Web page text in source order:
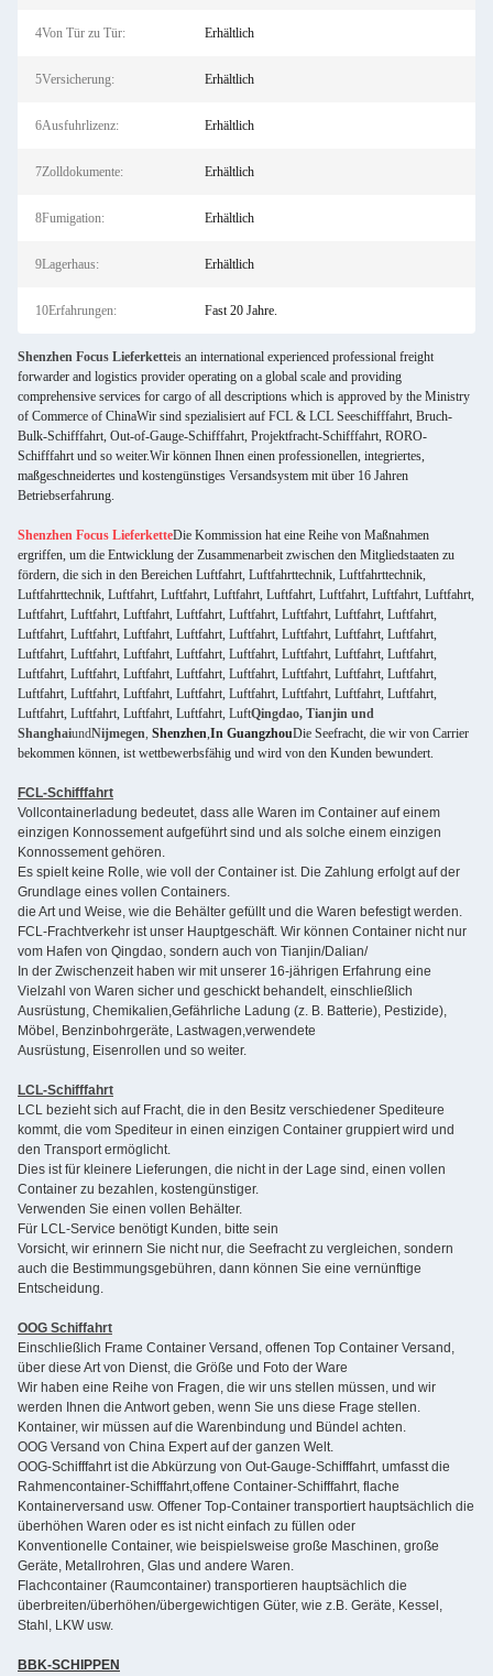
4Von Tür zu Tür: Erhältlich
5Versicherung: Erhältlich
6Ausfuhrlizenz: Erhältlich
7Zolldokumente: Erhältlich
8Fumigation: Erhältlich
9Lagerhaus: Erhältlich
10Erfahrungen: Fast 20 Jahre.
Shenzhen Focus Lieferketteis an international experienced professional freight
forwarder and logistics provider operating on a global scale and providing
comprehensive services for cargo of all descriptions which is approved by the Ministry
of Commerce of ChinaWir sind spezialisiert auf FCL & LCL Seeschifffahrt, Bruch-
Bulk-Schifffahrt, Out-of-Gauge-Schifffahrt, Projektfracht-Schifffahrt, RORO-
Schifffahrt und so weiter.Wir können Ihnen einen professionellen, integriertes,
maßgeschneidertes und kostengünstiges Versandsystem mit über 16 Jahren
Betriebserfahrung.
Shenzhen Focus LieferketteDie Kommission hat eine Reihe von Maßnahmen
ergriffen, um die Entwicklung der Zusammenarbeit zwischen den Mitgliedstaaten zu
fördern, die sich in den Bereichen Luftfahrt, Luftfahrttechnik, Luftfahrttechnik,
Luftfahrttechnik, Luftfahrt, Luftfahrt, Luftfahrt, Luftfahrt, Luftfahrt, Luftfahrt, Luftfahrt,
Luftfahrt, Luftfahrt, Luftfahrt, Luftfahrt, Luftfahrt, Luftfahrt, Luftfahrt, Luftfahrt,
Luftfahrt, Luftfahrt, Luftfahrt, Luftfahrt, Luftfahrt, Luftfahrt, Luftfahrt, Luftfahrt,
Luftfahrt, Luftfahrt, Luftfahrt, Luftfahrt, Luftfahrt, Luftfahrt, Luftfahrt, Luftfahrt,
Luftfahrt, Luftfahrt, Luftfahrt, Luftfahrt, Luftfahrt, Luftfahrt, Luftfahrt, Luftfahrt,
Luftfahrt, Luftfahrt, Luftfahrt, Luftfahrt, Luftfahrt, Luftfahrt, Luftfahrt, Luftfahrt,
Luftfahrt, Luftfahrt, Luftfahrt, Luftfahrt, LuftQingdao, Tianjin und
ShanghaiundNijmegen, Shenzhen,In GuangzhouDie Seefracht, die wir von Carrier
bekommen können, ist wettbewerbsfähig und wird von den Kunden bewundert.
FCL-Schifffahrt
Vollcontainerladung bedeutet, dass alle Waren im Container auf einem
einzigen Konnossement aufgeführt sind und als solche einem einzigen
Konnossement gehören.
Es spielt keine Rolle, wie voll der Container ist. Die Zahlung erfolgt auf der
Grundlage eines vollen Containers.
die Art und Weise, wie die Behälter gefüllt und die Waren befestigt werden.
FCL-Frachtverkehr ist unser Hauptgeschäft. Wir können Container nicht nur
vom Hafen von Qingdao, sondern auch von Tianjin/Dalian/
In der Zwischenzeit haben wir mit unserer 16-jährigen Erfahrung eine
Vielzahl von Waren sicher und geschickt behandelt, einschließlich
Ausrüstung, Chemikalien,Gefährliche Ladung (z. B. Batterie), Pestizide),
Möbel, Benzinbohrgeräte, Lastwagen,verwendete
Ausrüstung, Eisenrollen und so weiter.
LCL-Schifffahrt
LCL bezieht sich auf Fracht, die in den Besitz verschiedener Spediteure
kommt, die vom Spediteur in einen einzigen Container gruppiert wird und
den Transport ermöglicht.
Dies ist für kleinere Lieferungen, die nicht in der Lage sind, einen vollen
Container zu bezahlen, kostengünstiger.
Verwenden Sie einen vollen Behälter.
Für LCL-Service benötigt Kunden, bitte sein
Vorsicht, wir erinnern Sie nicht nur, die Seefracht zu vergleichen, sondern
auch die Bestimmungsgebühren, dann können Sie eine vernünftige
Entscheidung.
OOG Schiffahrt
Einschließlich Frame Container Versand, offenen Top Container Versand,
über diese Art von Dienst, die Größe und Foto der Ware
Wir haben eine Reihe von Fragen, die wir uns stellen müssen, und wir
werden Ihnen die Antwort geben, wenn Sie uns diese Frage stellen.
Kontainer, wir müssen auf die Warenbindung und Bündel achten.
OOG Versand von China Expert auf der ganzen Welt.
OOG-Schifffahrt ist die Abkürzung von Out-Gauge-Schifffahrt, umfasst die
Rahmencontainer-Schifffahrt,offene Container-Schifffahrt, flache
Kontainerversand usw. Offener Top-Container transportiert hauptsächlich die
überhöhen Waren oder es ist nicht einfach zu füllen oder
Konventionelle Container, wie beispielsweise große Maschinen, große
Geräte, Metallrohren, Glas und andere Waren.
Flachcontainer (Raumcontainer) transportieren hauptsächlich die
überbreiten/überhöhen/übergewichtigen Güter, wie z.B. Geräte, Kessel,
Stahl, LKW usw.
BBK-SCHIPPEN